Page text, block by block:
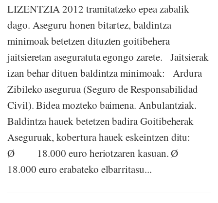
LIZENTZIA 2012 tramitatzeko epea zabalik
dago. Aseguru honen bitartez, baldintza
minimoak betetzen dituzten goitibehera
jaitsieretan aseguratuta egongo zarete. Jaitsierak
izan behar dituen baldintza minimoak: Ardura
Zibileko asegurua (Seguro de Responsabilidad
Civil). Bidea mozteko baimena. Anbulantziak.
Baldintza hauek betetzen badira Goitibeherak
Aseguruak, kobertura hauek eskeintzen ditu:
Ø 18.000 euro heriotzaren kasuan. Ø
18.000 euro erabateko elbarritasu...